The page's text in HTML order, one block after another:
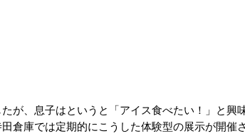
が、息子はというと「アイス食べたい！」と興
倉庫では定期的にこうした体験型の展示が開催